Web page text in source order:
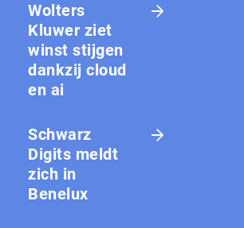
Wolters
Kluwer ziet
winst stijgen
dankzij cloud
en ai
Schwarz
Digits meldt
zich in
Benelux